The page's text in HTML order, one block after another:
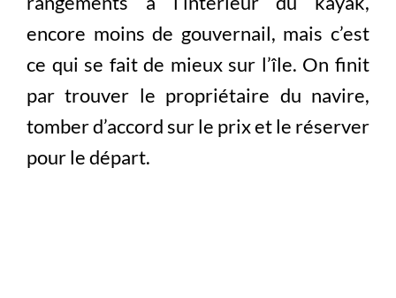
encore moins de gouvernail, mais c’est
ce qui se fait de mieux sur l’île. On finit
par trouver le propriétaire du navire,
tomber d’accord sur le prix et le réserver
pour le départ.